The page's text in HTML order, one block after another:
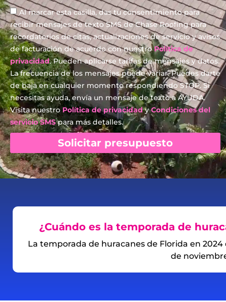
Al marcar esta casilla, das tu consentimiento para
recibir mensajes de texto SMS de Chase Roofing para
recordatorios de citas, actualizaciones de servicio y avisos
de facturación de acuerdo con nuestroPolítica de
privacidad. Pueden aplicarse tarifas de mensajes y datos.
La frecuencia de los mensajes puede variar. Puedes darte
de baja en cualquier momento respondiendo STOP. Si
necesitas ayuda, envía un mensaje de texto a AYUDA.
Visita nuestro Política de privacidadyCondiciones del
servicio SMSpara más detalles.
Solicitar presupuesto
¿Cuándo es la temporada de
La temporada de huracanes de Florida en 2024
de